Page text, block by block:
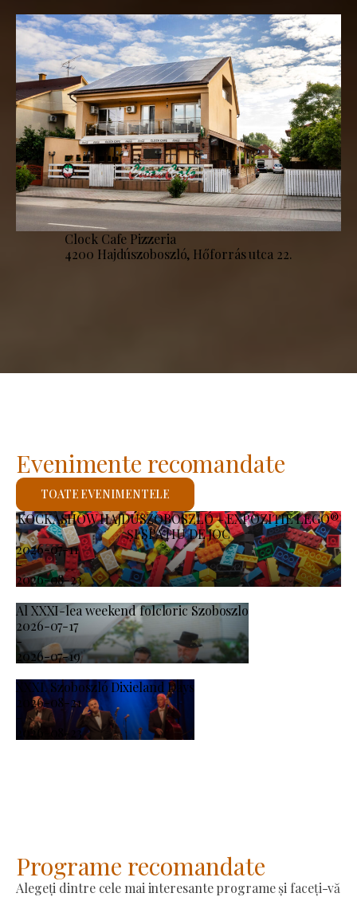
Clock Cafe Pizzeria
4200 Hajdúszoboszló, Hőforrás utca 22.
KOCKASHOW HAJDÚSZOBOSZLÓ – EXPOZIȚIE LEGO®
ȘI SPAȚIU DE JOC
2026-07-11
-
2026-08-23
Al XXXI-lea weekend folcloric Szoboszlo
2026-07-17
-
2026-07-19
XXXI. Szoboszló Dixieland Days
2026-08-21
-
2026-08-23
Evenimente recomandate
TOATE EVENIMENTELE
Programe recomandate
Alegeți dintre cele mai interesante programe și faceți-vă